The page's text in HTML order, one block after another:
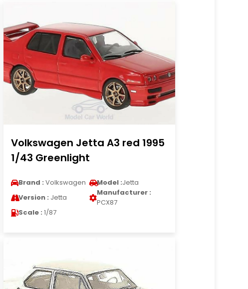
Volkswagen Jetta A3 red 1995
1/43 Greenlight
Brand : Volkswagen Model :Jetta
Version : Jetta
Manufacturer :
PCX87
Scale : 1/87